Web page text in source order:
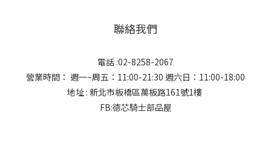
聯絡我們
電話 :02-8258-2067
營業時間： 週一~周五：11:00-21:30 週六日：11:00-18:00
地址 : 新北市板橋區萬板路161號1樓
FB:德芯騎士部品屋